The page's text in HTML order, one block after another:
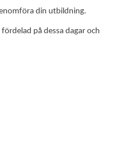
din utbildning.
på dessa dagar och